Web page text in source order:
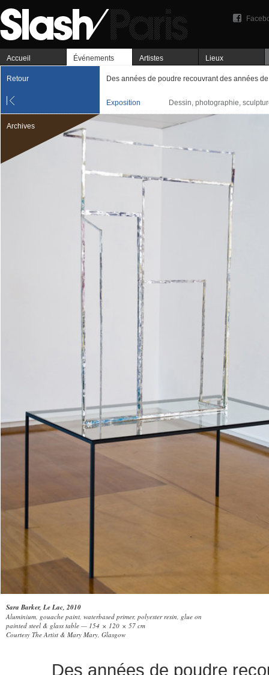
Accueil Événements Artistes Lieux
Retour Des années de poudre recouvrant des années
Exposition Dessin, photographie,
Archives
Sara Barker, Le Lac, 2010
Aluminium, gouache paint, waterbased primer, polyester resin, glue on
painted steel & glass table — 154 × 120 × 57 cm
Courtesy The Artist & Mary Mary, Glasgow
Des années de poudre